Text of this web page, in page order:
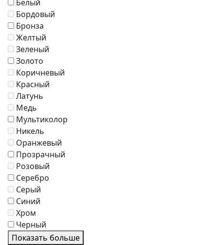
Кресла
Зонты
Журнальные столики
Диваны
Аксессуары
Белый
Бордовый
Бронза
Желтый
Зеленый
Золото
Коричневый
Красный
Латунь
Медь
Мультиколор
Никель
Оранжевый
Прозрачный
Розовый
Серебро
Серый
Синий
Хром
Черный
Показать больше